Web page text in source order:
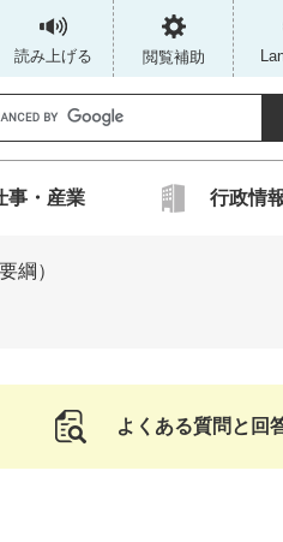
読み上げる 閲覧補助
事・産業 行政情
綱）
よくある質問と回